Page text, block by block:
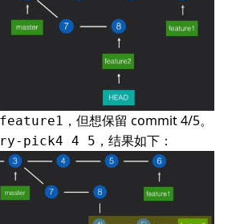
feature1 ，但想保留 commit 4/5。
pick4 4 5 ，结果如下：